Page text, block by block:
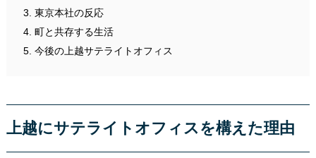
東京本社の反応
町と共存する生活
今後の上越サテライトオフィス
上越にサテライトオフィスを構えた理由